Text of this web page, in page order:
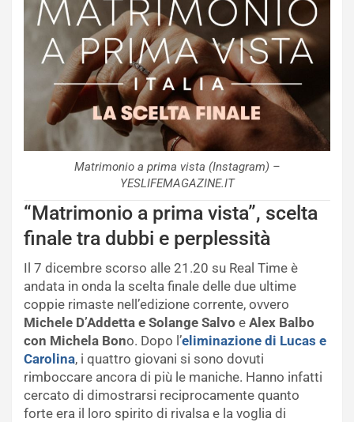
Matrimonio a prima vista (Instagram) –
YESLIFEMAGAZINE.IT
“Matrimonio a prima vista”, scelta
finale tra dubbi e perplessità
Il 7 dicembre scorso alle 21.20 su Real Time è
andata in onda la scelta finale delle due ultime
coppie rimaste nell’edizione corrente, ovvero
Michele D’Addetta e Solange Salvo e Alex Balbo
con Michela Bono. Dopo l’eliminazione di Lucas e
Carolina, i quattro giovani si sono dovuti
rimboccare ancora di più le maniche. Hanno infatti
cercato di dimostrarsi reciprocamente quanto
forte era il loro spirito di rivalsa e la voglia di